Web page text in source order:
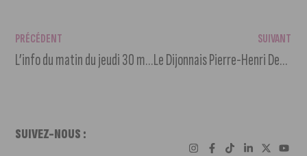
PRÉCÉDENT
L’info du matin du jeudi 30 mai 2024
SUIVANT
Le Dijonnais Pierre-Henri Deballon en pourparlers pour reprendre le DFCO
SUIVEZ-NOUS :